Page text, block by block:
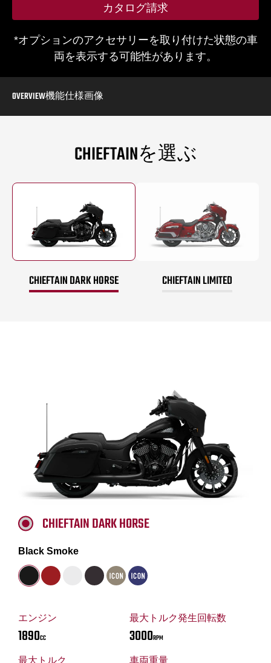
カタログ請求
*オプションのアクセサリーを取り付けた状態の車
両を表示する可能性があります。
OVERVIEW機能仕様画像
CHIEFTAINを選ぶ
CHIEFTAIN DARK HORSE CHIEFTAIN LIMITED
エンジン
1890CC
最大トルク発生回転数
3000RPM
最大トルク 車両重量
CHIEFTAIN DARK HORSE
Black Smoke